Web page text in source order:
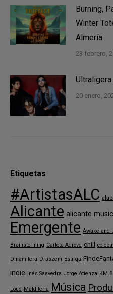
Burning,
Winter
Almería
23 febrero,
20 enero,
Etiquetas
#ArtistasALC
Alicante alicante
Emergente Awake and
Brainstorming Carlota Adrove chill
Dinamitera Draszem Estirga
indie Inés Saavedra Jorge Atienza
Loud Malditeria Música